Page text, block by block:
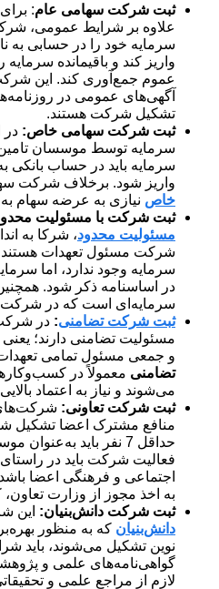
ثبت شرکت سهامی عام:
سرمایه خود را در حسابی
واریز کند و باقیمانده
عموم جمع‌آوری کند. این
آگهی‌های عمومی در
تشکیل شرکت هستند.
ثبت شرکت سهامی خاص: در
سرمایه باید در حساب
واریز شود. برخلاف شرکت
خاص نیازی به عرضه سهام به
ثبت شرکت با مسئولیت
مسئولیت محدود، شرکا به
شرکت مسئول تعهدات
سرمایه وجود ندارد، اما
در اساسنامه ذکر شود.
سرمایه‌ای است که در شرکت
ثبت شرکت تضامنی: در
مسئولیت تضامنی دارند؛
و جمعی مسئول تمامی
تضامنی معمولاً در
می‌شوند و نیاز به اعتماد
ثبت شرکت تعاونی: شرکت‌های
منافع مشترک اعضا تشکیل
حداقل 7 نفر باید
فعالیت شرکت باید در
اجتماعی و فرهنگی اعضا
به اخذ مجوز از وزارت تعاون،
ثبت شرکت دانش‌بنیان: این
دانش‌بنیان که به منظور
نوین تشکیل می‌شوند، باید
گواهی‌نامه‌های علمی و
لازم از مراجع علمی و